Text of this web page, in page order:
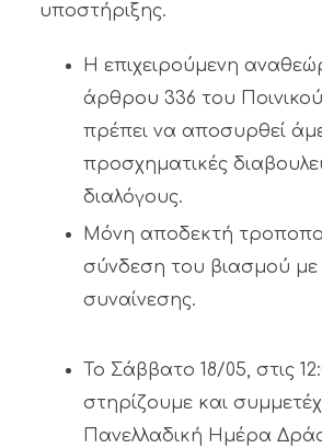
υποστήριξης.
Η επιχειρούμενη
άρθρου 336 του
πρέπει να αποσυρθεί
προσχηματικές
διαλόγους.
Μόνη αποδεκτή
σύνδεση του βιασμού
συναίνεσης.
Το Σάββατο 18/05, στις
στηρίζουμε και
Πανελλαδική Ημέρα